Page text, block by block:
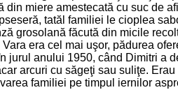
miere amestecată cu suc de
tatăl familiei le cioplea
grosolană făcută din micile
era cel mai uşor, pădurea
anului 1950, când Dimitri a
arcuri cu săgeţi sau suliţe.
familiei pe timpul iernilor